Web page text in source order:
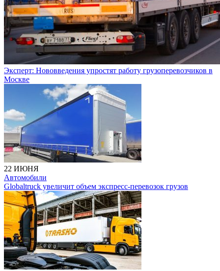
Эксперт: Нововведения упростят работу грузоперевозчиков в
Москве
22 ИЮНЯ
Автомобили
Globaltruck увеличит объем экспресс-перевозок грузов